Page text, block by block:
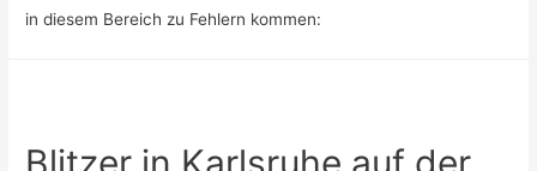
in diesem Bereich zu Fehlern kommen:
Blitzer in Karlsruhe auf der